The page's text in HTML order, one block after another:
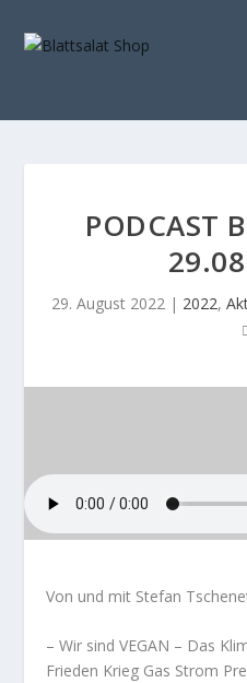
PODCAST
29. August 2022 | 2022,
Von und mit Stefan
– Wir sind VEGAN – Das
Frieden Krieg Gas Strom